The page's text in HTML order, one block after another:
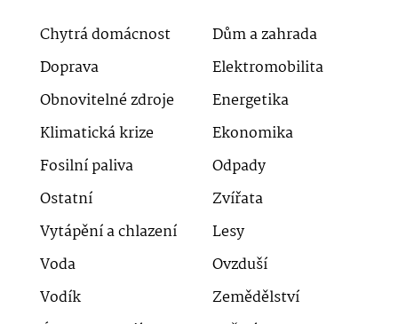
Chytrá domácnost
Dům a zahrada
Doprava
Elektromobilita
Obnovitelné zdroje
Energetika
Klimatická krize
Ekonomika
Fosilní paliva
Odpady
Ostatní
Zvířata
Vytápění a chlazení
Lesy
Voda
Ovzduší
Vodík
Zemědělství